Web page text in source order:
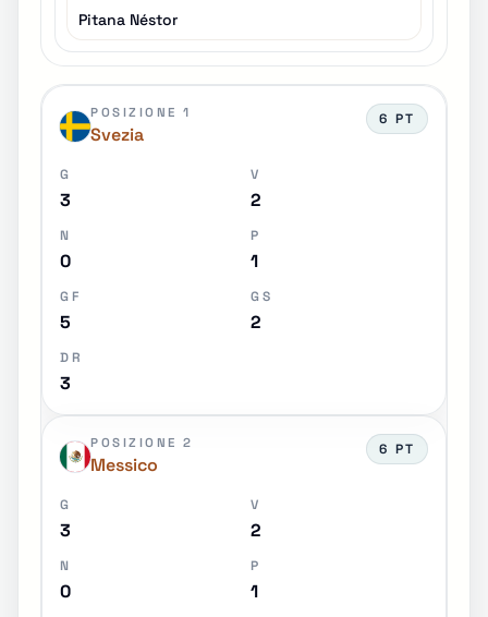
Pitana Néstor
POSIZIONE 1
Svezia
6 PT
G
3
V
2
N
0
P
1
GF
5
GS
2
DR
3
POSIZIONE 2
Messico
6 PT
G
3
V
2
N
0
P
1